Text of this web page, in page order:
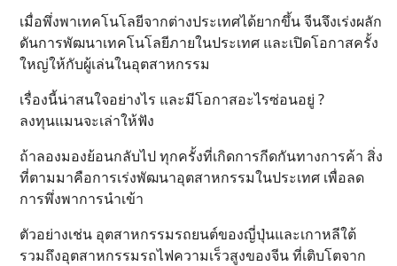
เมื่อพึ่งพาเทคโนโลยีจากต่างประเทศได้ยากขึ้น จีนจึงเร่งผลัก
ดันการพัฒนาเทคโนโลยีภายในประเทศ และเปิดโอกาสครั้ง
ใหญ่ให้กับผู้เล่นในอุตสาหกรรม
เรื่องนี้น่าสนใจอย่างไร และมีโอกาสอะไรซ่อนอยู่ ?
ลงทุนแมนจะเล่าให้ฟัง
ถ้าลองมองย้อนกลับไป ทุกครั้งที่เกิดการกีดกันทางการค้า สิ่ง
ที่ตามมาคือการเร่งพัฒนาอุตสาหกรรมในประเทศ เพื่อลด
การพึ่งพาการนำเข้า
ตัวอย่างเช่น อุตสาหกรรมรถยนต์ของญี่ปุ่นและเกาหลีใต้
รวมถึงอุตสาหกรรมรถไฟความเร็วสูงของจีน ที่เติบโตจาก